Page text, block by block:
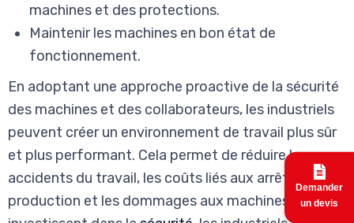
machines et des protections.
Maintenir les machines en bon état de
fonctionnement.
En adoptant une approche proactive de la sécurité
des machines et des collaborateurs, les industriels
peuvent créer un environnement de travail plus sûr
et plus performant. Cela permet de réduire les
accidents du travail, les coûts liés aux arrêts de
production et les dommages aux machines. En
Demander
un devis